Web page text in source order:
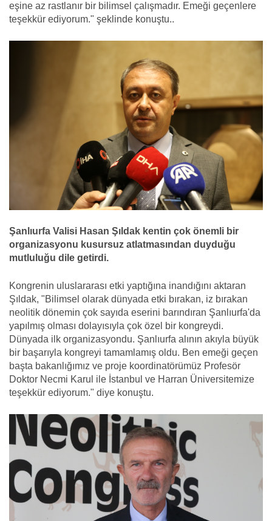
eşine az rastlanır bir bilimsel çalışmadır. Emeği geçenlere
teşekkür ediyorum." şeklinde konuştu..
Şanlıurfa Valisi Hasan Şıldak kentin çok önemli bir
organizasyonu kusursuz atlatmasından duyduğu
mutluluğu dile getirdi.
Kongrenin uluslararası etki yaptığına inandığını aktaran
Şıldak, "Bilimsel olarak dünyada etki bırakan, iz bırakan
neolitik dönemin çok sayıda eserini barındıran Şanlıurfa'da
yapılmış olması dolayısıyla çok özel bir kongreydi.
Dünyada ilk organizasyondu. Şanlıurfa alının akıyla büyük
bir başarıyla kongreyi tamamlamış oldu. Ben emeği geçen
başta bakanlığımız ve proje koordinatörümüz Profesör
Doktor Necmi Karul ile İstanbul ve Harran Üniversitemize
teşekkür ediyorum." diye konuştu.